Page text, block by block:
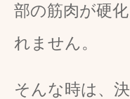
部の筋肉が硬
れません。
そんな時は、